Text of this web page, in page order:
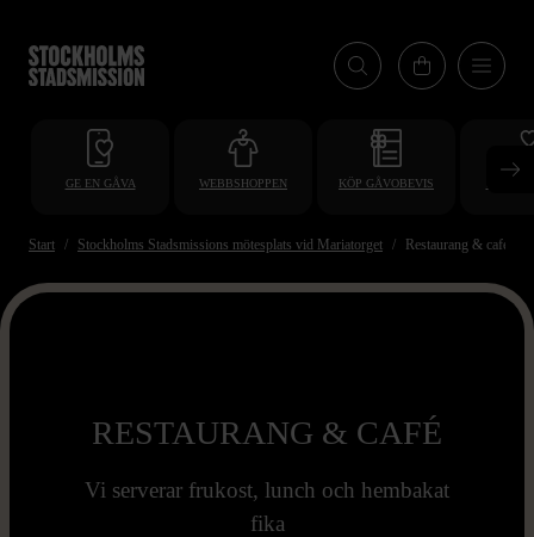
till
huvudinnehåll
GE EN GÅVA WEBBSHOPPEN KÖP GÅVOBEVIS
Start Stockholms Stadsmissions mötesplats vid Mariatorget Restaurang & café
RESTAURANG & CAFÉ
Vi serverar frukost, lunch och hembakat
fika